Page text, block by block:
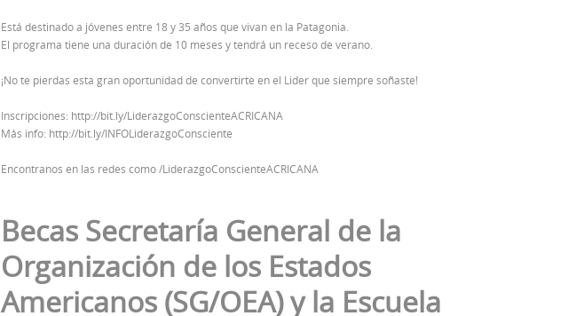
Está destinado a jóvenes entre 18 y 35 años que vivan en la Patagonia.
El programa tiene una duración de 10 meses y tendrá un receso de verano.
¡No te pierdas esta gran oportunidad de convertirte en el Lider que siempre soñaste!
Inscripciones: http://bit.ly/LiderazgoConscienteACRICANA
Más info: http://bit.ly/INFOLiderazgoConsciente
Encontranos en las redes como /LiderazgoConscienteACRICANA
Becas Secretaría General de la
Organización de los Estados
Americanos (SG/OEA) y la Escuela